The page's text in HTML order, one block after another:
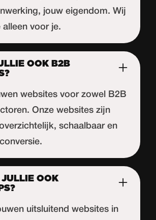
jouw eigendom. Wij
alleen voor je.
OOK B2B
websites voor zowel B2B
Onze websites zijn
schaalbaar en
JULLIE OOK
uitsluitend websites in